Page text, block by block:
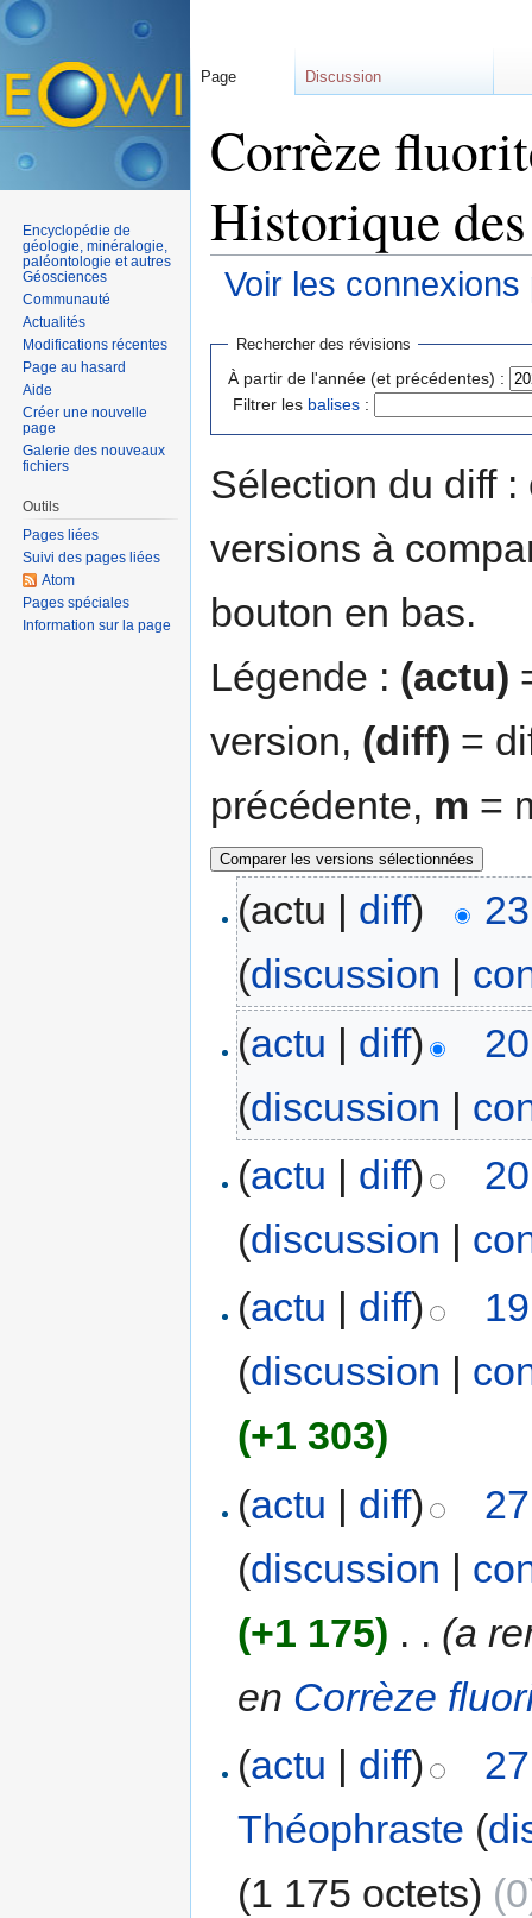
Corrèze
Historique
Voir les
Rechercher des révisions
À partir de l'année (et précédentes) :
Filtrer les balises :
Sélection du diff
versions à
bouton en bas.
Légende : (actu)
version, (diff) =
précédente, m =
(actu | diff)
(discussion |
(actu | diff)
(discussion |
(actu | diff)
(discussion |
(actu | diff)
(discussion |
(+1 303)
(actu | diff)
(discussion |
(+1 175) . . (a
en Corrèze
(actu | diff)
Théophraste (
(1 175 octets)
Page Discussion
Encyclopédie de
géologie, minéralogie,
paléontologie et autres
Géosciences
Communauté
Actualités
Modifications récentes
Page au hasard
Aide
Créer une nouvelle
page
Galerie des nouveaux
fichiers
Outils
Pages liées
Suivi des pages liées
Atom
Pages spéciales
Information sur la page